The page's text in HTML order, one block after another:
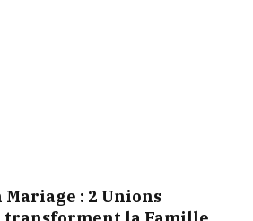
: 2 Unions